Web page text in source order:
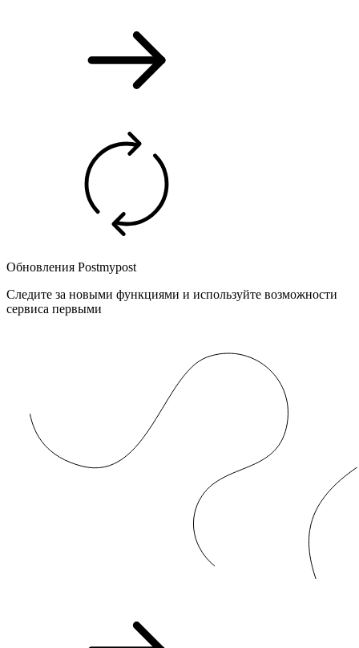
Обновления Postmypost
Следите за новыми функциями и используйте возможности
сервиса первыми